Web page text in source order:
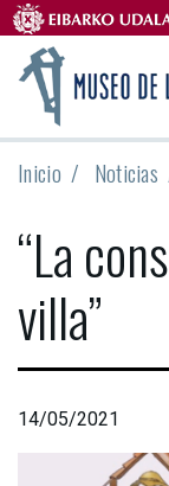
Inicio Noticias
“La
villa”
14/05/2021